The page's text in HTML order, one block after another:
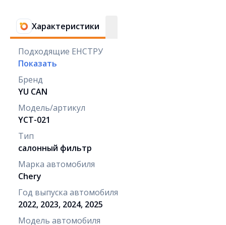
Характеристики
Подходящие ЕНСТРУ
Показать
Бренд
YU CAN
Модель/артикул
YCT-021
Тип
салонный фильтр
Марка автомобиля
Chery
Год выпуска автомобиля
2022, 2023, 2024, 2025
Модель автомобиля